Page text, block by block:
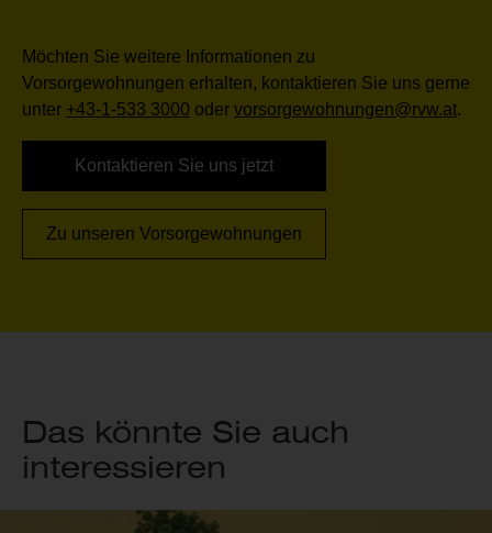
Möchten Sie weitere Informationen zu
Vorsorgewohnungen erhalten, kontaktieren Sie uns gerne
unter +43-1-533 3000 oder vorsorgewohnungen@rvw.at.
Kontaktieren Sie uns jetzt
Zu unseren Vorsorgewohnungen
Das könnte Sie auch
interessieren